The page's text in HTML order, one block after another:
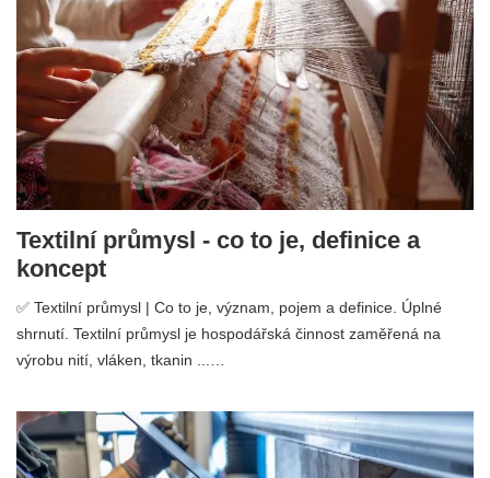
Textilní průmysl - co to je, definice a
koncept
✅ Textilní průmysl | Co to je, význam, pojem a definice. Úplné
shrnutí. Textilní průmysl je hospodářská činnost zaměřená na
výrobu nití, vláken, tkanin ...…